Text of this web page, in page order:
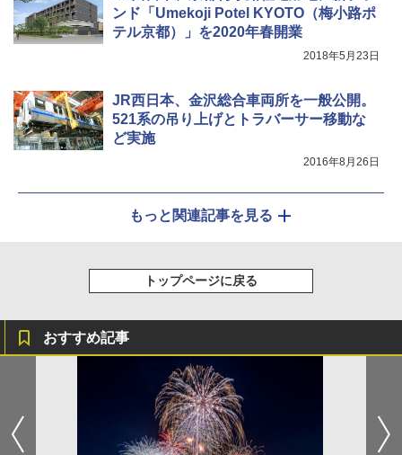
ンド「Umekoji Potel KYOTO（梅小路ポ
テル京都）」を2020年春開業
2018年5月23日
JR西日本、金沢総合車両所を一般公開。
521系の吊り上げとトラバーサー移動な
ど実施
2016年8月26日
もっと関連記事を見る
トップページに戻る
おすすめ記事